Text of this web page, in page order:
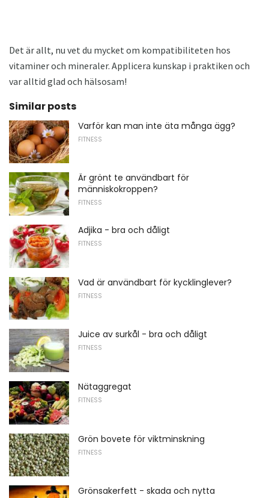
Det är allt, nu vet du mycket om kompatibiliteten hos
vitaminer och mineraler. Applicera kunskap i praktiken och
var alltid glad och hälsosam!
Similar posts
Varför kan man inte äta många ägg?
FITNESS
Är grönt te användbart för
människokroppen?
FITNESS
Adjika - bra och dåligt
FITNESS
Vad är användbart för kycklinglever?
FITNESS
Juice av surkål - bra och dåligt
FITNESS
Nätaggregat
FITNESS
Grön bovete för viktminskning
FITNESS
Grönsakerfett - skada och nytta